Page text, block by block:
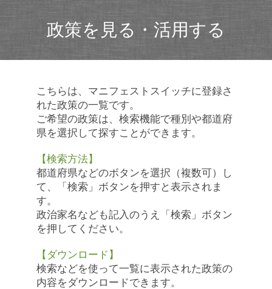
政策を見る・活用する
こちらは、マニフェストスイッチに登録さ
れた政策の一覧です。
ご希望の政策は、検索機能で種別や都道府
県を選択して探すことができます。
【検索方法】
都道府県などのボタンを選択（複数可）し
て、「検索」ボタンを押すと表示されま
す。
政治家名なども記入のうえ「検索」ボタン
を押してください。
【ダウンロード】
検索などを使って一覧に表示された政策の
内容をダウンロードできます。